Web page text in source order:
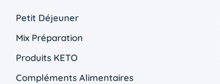
Petit Déjeuner
Mix Préparation
Produits KETO
Compléments Alimentaires